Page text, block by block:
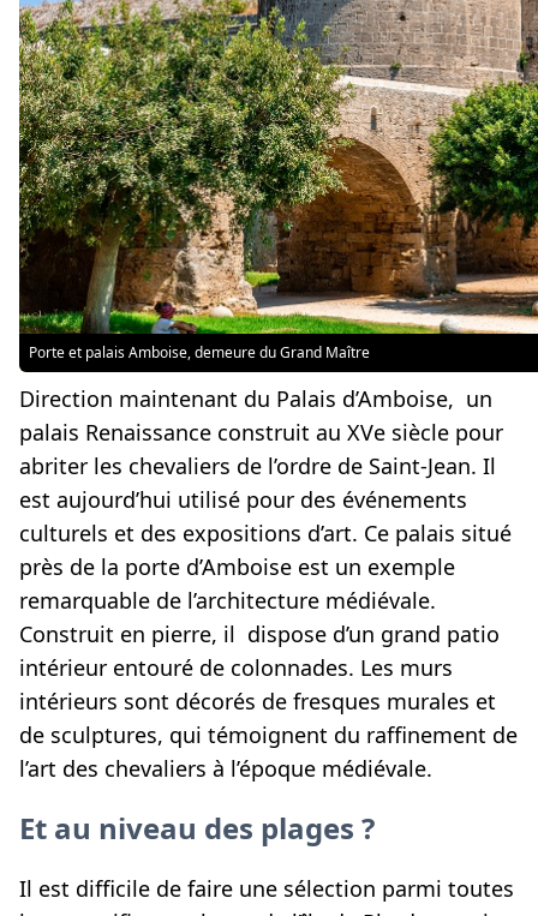
Porte et palais Amboise, demeure du Grand Maître
Direction maintenant du Palais d’Amboise, un
palais Renaissance construit au XVe siècle pour
abriter les chevaliers de l’ordre de Saint-Jean. Il
est aujourd’hui utilisé pour des événements
culturels et des expositions d’art. Ce palais situé
près de la porte d’Amboise est un exemple
remarquable de l’architecture médiévale.
Construit en pierre, il dispose d’un grand patio
intérieur entouré de colonnades. Les murs
intérieurs sont décorés de fresques murales et
de sculptures, qui témoignent du raffinement de
l’art des chevaliers à l’époque médiévale.
Et au niveau des plages ?
Il est difficile de faire une sélection parmi toutes